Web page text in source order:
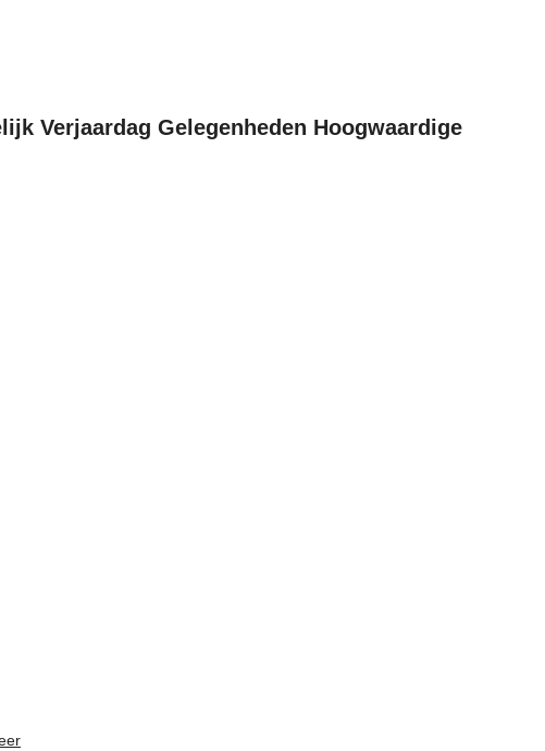
Verjaardag Gelegenheden Hoogwaardige